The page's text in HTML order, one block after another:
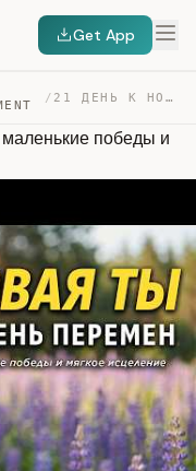
Get App
/ 21 ДЕНЬ К НОВОЙ СЕБЕ: АФФИРМАЦИИ, МАЛЕНЬКИЕ ПОБЕДЫ И МЯ… — TRANSCRIPT
победы и